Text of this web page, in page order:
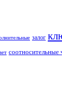
залог
соотносительные